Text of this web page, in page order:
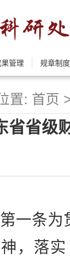
果管理 规章制度
置: 首页
省省级
条为贯
，落